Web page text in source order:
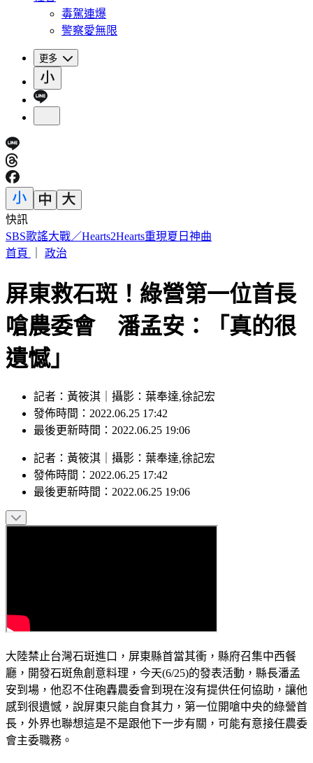
毒駕連爆
警察愛無限
更多
快訊
本週蛋價漲3元！雞蛋產量減+颱風預期因素 批發價49元
首頁
政治
屏東救石斑！綠營第一位首長
嗆農委會 潘孟安：「真的很
遺憾」
記者：黃筱淇｜攝影：葉奉達,徐記宏
發佈時間：2022.06.25 17:42
最後更新時間：2022.06.25 19:06
記者 ： 黃筱淇 攝影 ： 葉奉達,徐記宏
發佈時間： 2022.06.25 17:42
最後更新時間： 2022.06.25 19:06
大陸禁止台灣石斑進口，屏東縣首當其衝，縣府召集中西餐
廳，開發石斑魚創意料理，今天(6/25)的發表活動，縣長潘孟
安到場，他忍不住砲轟農委會到現在沒有提供任何協助，讓他
感到很遺憾，說屏東只能自食其力，第一位開嗆中央的綠營首
長，外界也聯想這是不是跟他下一步有關，可能有意接任農委
會主委職務。